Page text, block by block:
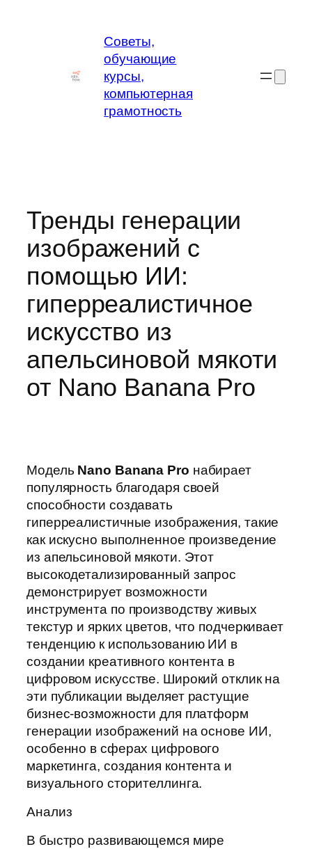
Советы,
обучающие
курсы,
компьютерная
грамотность
Тренды генерации
изображений с
помощью ИИ:
гиперреалистичное
искусство из
апельсиновой мякоти
от Nano Banana Pro
Модель Nano Banana Pro набирает
популярность благодаря своей
способности создавать
гиперреалистичные изображения, такие
как искусно выполненное произведение
из апельсиновой мякоти. Этот
высокодетализированный запрос
демонстрирует возможности
инструмента по производству живых
текстур и ярких цветов, что подчеркивает
тенденцию к использованию ИИ в
создании креативного контента в
цифровом искусстве. Широкий отклик на
эти публикации выделяет растущие
бизнес-возможности для платформ
генерации изображений на основе ИИ,
особенно в сферах цифрового
маркетинга, создания контента и
визуального сторителлинга.
Анализ
В быстро развивающемся мире